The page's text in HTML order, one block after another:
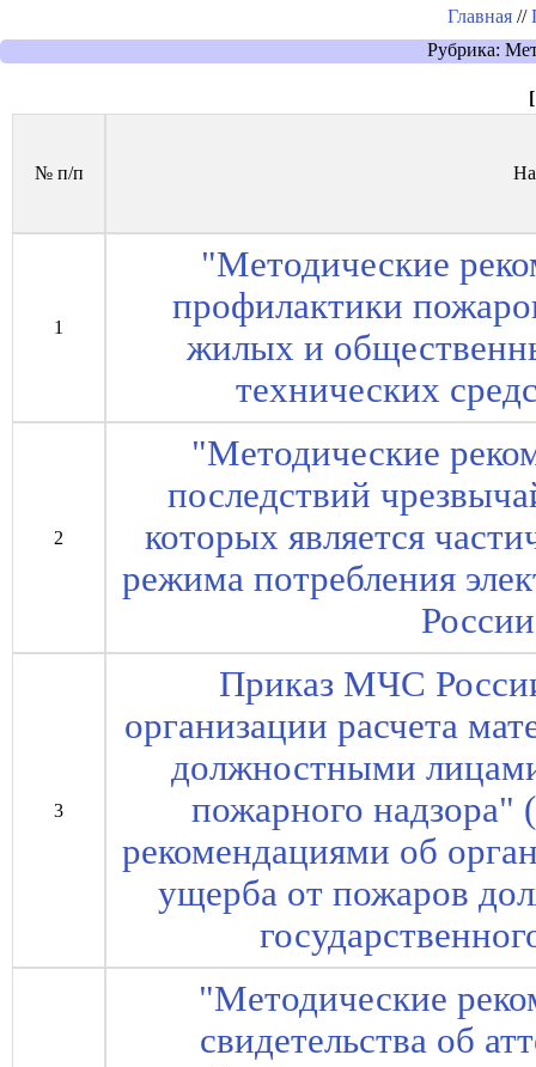
Главная //
Рубрика:
№ п/п
1
"Методические
профилактики
жилых и
технических
2
"Методические
последствий
которых является
режима потребления
3
Приказ МЧС
организации расчета
должностными
пожарного надзора"
рекомендациями об
ущерба от пожаров
"Методические
свидетельства об